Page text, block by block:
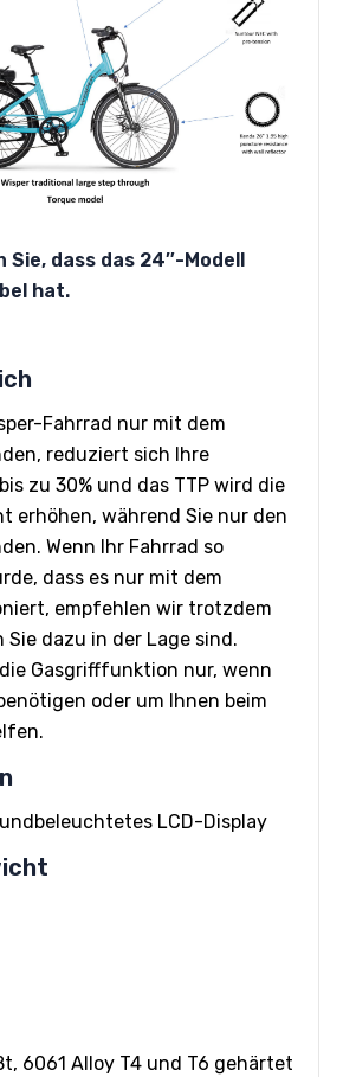
dass das 24″-Modell
hat.
Fahrrad nur mit dem
reduziert sich Ihre
zu 30% und das TTP wird die
erhöhen, während Sie nur den
Wenn Ihr Fahrrad so
dass es nur mit dem
empfehlen wir trotzdem
dazu in der Lage sind.
Gasgrifffunktion nur, wenn
oder um Ihnen beim
LCD-Display
6061 Alloy T4 und T6 gehärtet